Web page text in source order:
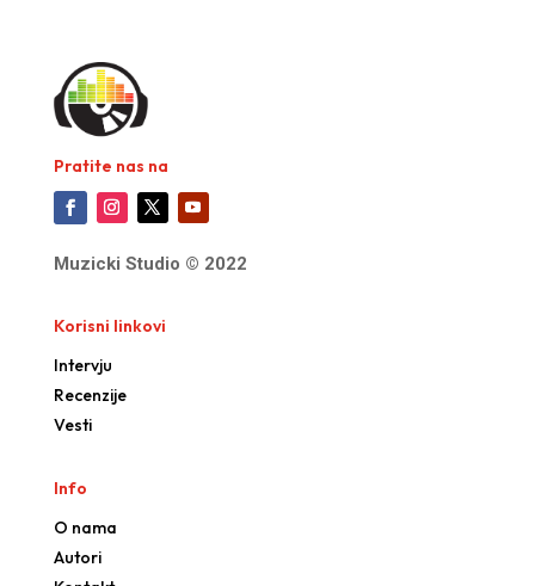
Pratite nas na
Muzicki Studio © 2022
Korisni linkovi
Intervju
Recenzije
Vesti
Info
O nama
Autori